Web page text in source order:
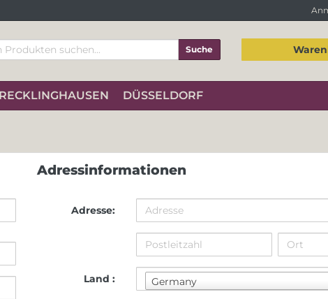
Suche
RECKLINGHAUSEN DÜSSELDORF
Adressinformationen
Adresse:
Land : Germany